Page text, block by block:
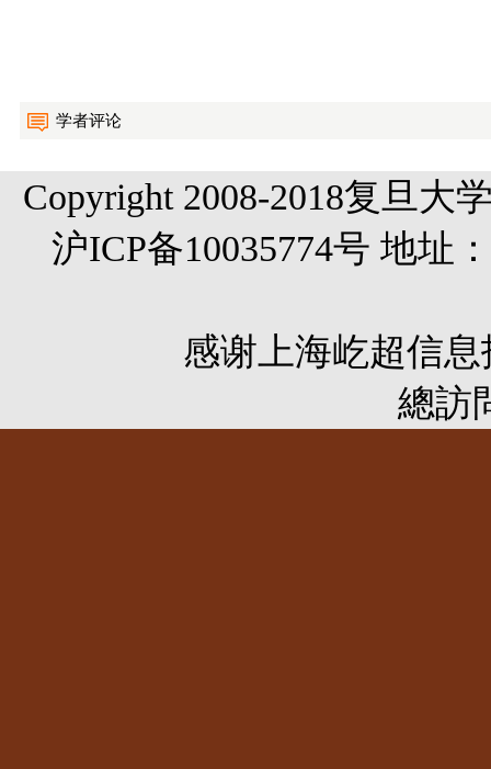
学者评论
Copyright 2008-2018复旦大
沪ICP备10035774号 地址
感谢 上海屹超信
總訪